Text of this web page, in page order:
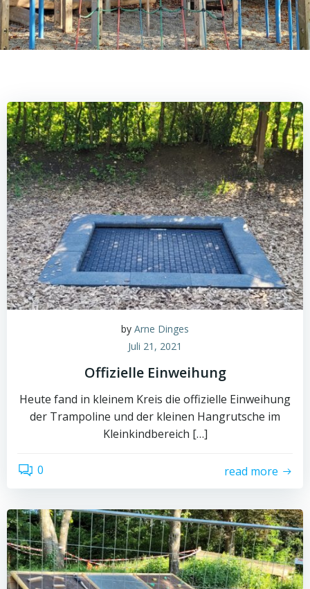
by Arne Dinges
Juli 21, 2021
Offizielle Einweihung
Heute fand in kleinem Kreis die offizielle Einweihung
der Trampoline und der kleinen Hangrutsche im
Kleinkindbereich […]
0 read more